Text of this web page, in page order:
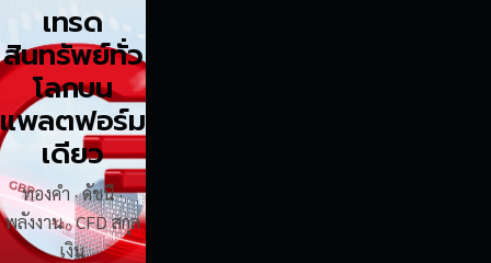
เทรด
สินทรัพย์ทั่ว
โลกบน
แพลตฟอร์ม
เดียว
ทองคำ · ดัชนี ·
พลังงาน · CFD สกุล
เงิน